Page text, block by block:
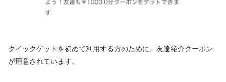
クイックゲットを初めて利用する方のために、友達紹介クーポン
が用意されています。